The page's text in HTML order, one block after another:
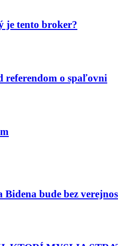
je tento broker?
o spaľovni
bude bez